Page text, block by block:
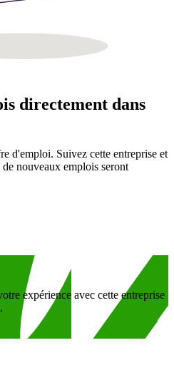
directement dans
d'emploi. Suivez cette entreprise et
nouveaux emplois seront
expérience avec cette entreprise